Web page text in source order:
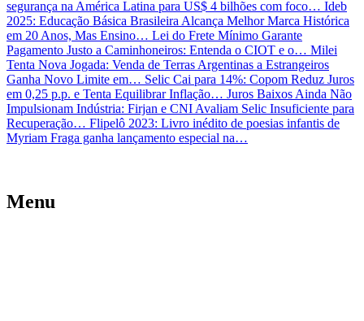
segurança na América Latina para US$ 4 bilhões com foco… Ideb
2025: Educação Básica Brasileira Alcança Melhor Marca Histórica
em 20 Anos, Mas Ensino… Lei do Frete Mínimo Garante
Pagamento Justo a Caminhoneiros: Entenda o CIOT e o… Milei
Tenta Nova Jogada: Venda de Terras Argentinas a Estrangeiros
Ganha Novo Limite em… Selic Cai para 14%: Copom Reduz Juros
em 0,25 p.p. e Tenta Equilibrar Inflação… Juros Baixos Ainda Não
Impulsionam Indústria: Firjan e CNI Avaliam Selic Insuficiente para
Recuperação… Flipelô 2023: Livro inédito de poesias infantis de
Myriam Fraga ganha lançamento especial na…
Menu